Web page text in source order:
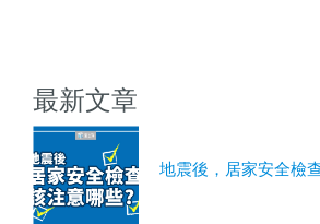
最新文章
地震後，居家安全檢